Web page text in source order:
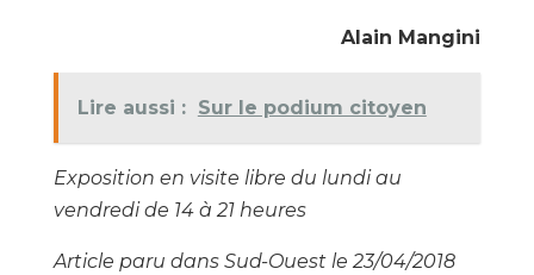
Alain Mangini
Lire aussi : Sur le podium citoyen
Exposition en visite libre du lundi au
vendredi de 14 à 21 heures
Article paru dans Sud-Ouest le 23/04/2018